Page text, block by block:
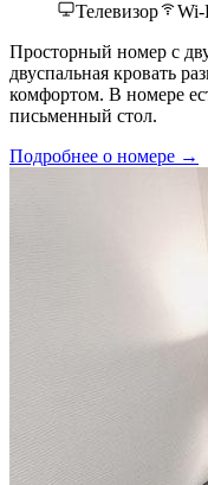
Телевизор
Wi-
Просторный номер с
двуспальная кровать
комфортом. В номере
письменный стол.
Подробнее о номере →